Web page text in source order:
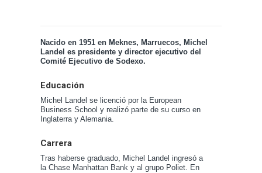
Nacido en 1951 en Meknes, Marruecos, Michel
Landel es presidente y director ejecutivo del
Comité Ejecutivo de Sodexo.
Educación
Michel Landel se licenció por la European
Business School y realizó parte de su curso en
Inglaterra y Alemania.
Carrera
Tras haberse graduado, Michel Landel ingresó a
la Chase Manhattan Bank y al grupo Poliet. En